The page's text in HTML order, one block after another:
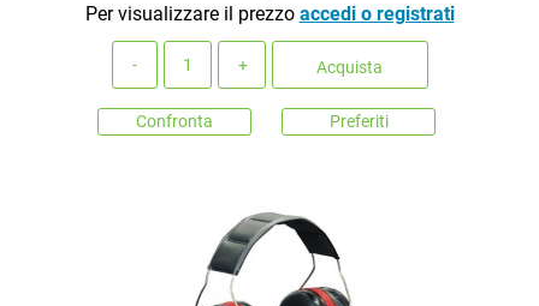
Per visualizzare il prezzo accedi o registrati
Acquista
Confronta Preferiti